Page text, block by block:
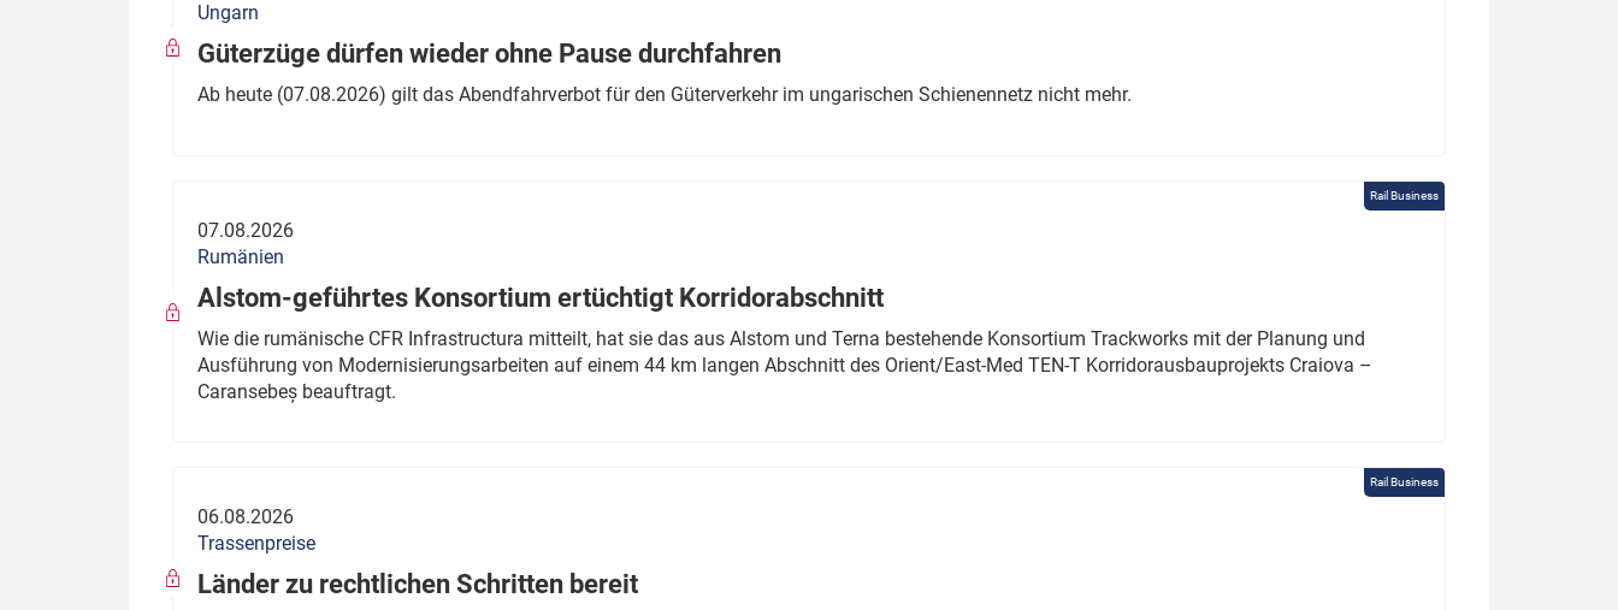
Ungarn
Güterzüge dürfen wieder ohne Pause durchfahren
Ab heute (07.08.2026) gilt das Abendfahrverbot für den Güterverkehr im ungarischen Schienennetz nicht mehr.
Rail Business
07.08.2026
Rumänien
Alstom-geführtes Konsortium ertüchtigt Korridorabschnitt
Wie die rumänische CFR Infrastructura mitteilt, hat sie das aus Alstom und Terna bestehende Konsortium Trackworks mit der Planung und
Ausführung von Modernisierungsarbeiten auf einem 44 km langen Abschnitt des Orient/East-Med TEN-T Korridorausbauprojekts Craiova –
Caransebeș beauftragt.
Rail Business
06.08.2026
Trassenpreise
Länder zu rechtlichen Schritten bereit